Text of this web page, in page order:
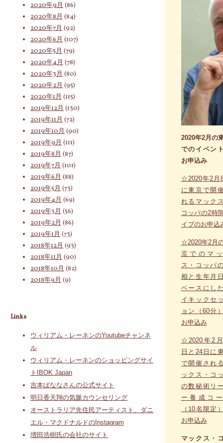
2020年2月の
でのイベン
お申込み
☆2020年2月
に東京で開
れるマック
コッパの2時
イブのお申込
☆2020年2月
京でのマ
ス・コッパ
相と生年月
ベースにし
イキックセ
ョン（60分
お申込み
☆2020年2
日と24日に
で開催され
ックス・コ
の数秘術リ
ー養成コ
（10名限定
お申込み
マックス・
2020年9月 (86)
2020年8月 (84)
2020年7月 (92)
2020年6月 (107)
2020年5月 (79)
2020年4月 (78)
2020年3月 (80)
2020年2月 (95)
2020年1月 (115)
2019年12月 (130)
2019年11月 (72)
2019年10月 (90)
2019年9月 (111)
2019年8月 (87)
2019年7月 (101)
2019年6月 (88)
2019年5月 (73)
2019年4月 (69)
2019年3月 (56)
2019年2月 (86)
2019年1月 (73)
2018年12月 (93)
2018年11月 (90)
2018年10月 (82)
2018年9月 (9)
Links
ウィリアム・レーネンのYoutubeチャンネ
ル
ウィリアム・レーネンのショッピングサイ
トIBOK Japan
吉本ばななさんの公式サイト
明日香天翔の気脈カウンセリング
オーストラリア先住民アーティスト、ダニ
エル・マクドナルドのInstagram
増田浩樹氏の会社のサイト